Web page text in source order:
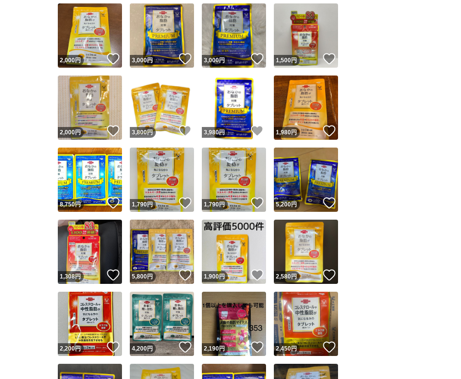
スピード&安心発送
※このバッジは実績に基づく表示であり、発送を保証しているものではありません
スピード＆安心発送
このユーザーは高頻度で24時間以内＆設定した発送日数内に発送してい
このユーザーは高頻度で24時間以内に発送しています
安心発送 このユーザーは設定した発送日数内に発送しています
キャンセル
2,000円 いいね！
3,000円 いいね！
3,000円 いいね！
1,500円 いいね！
2,000円 いいね！
3,800円 いいね！
3,980円 いいね！
1,980円 いいね！
8,750円 いいね！
1,790円 いいね！
1,790円 いいね！
5,200円
1,308円 いいね！
5,800円 いいね！
1,900円 いいね！
2,580円
2,200円 いいね！
4,200円 いいね！
2,190円 いいね！
2,450円